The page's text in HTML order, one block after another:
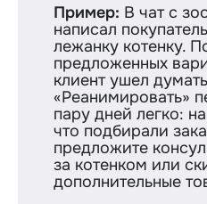
Пример: В чат с
написал
лежанку котенку.
предложенных
клиент ушел
«Реанимировать»
пару дней легко:
что подбирали
предложите
за котенком или
дополнительные